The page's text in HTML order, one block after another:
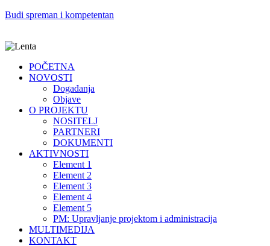
Budi spreman i kompetentan
POČETNA
NOVOSTI
Događanja
Objave
O PROJEKTU
NOSITELJ
PARTNERI
DOKUMENTI
AKTIVNOSTI
Element 1
Element 2
Element 3
Element 4
Element 5
PM: Upravljanje projektom i administracija
MULTIMEDIJA
KONTAKT